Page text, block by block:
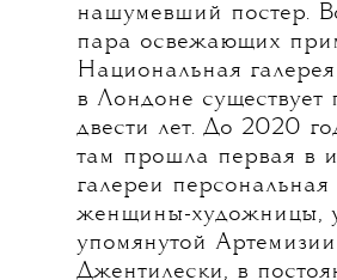
нашумевший постер.
пара освежающих
Национальная галерея
в Лондоне существует
двести лет. До 2020
там прошла первая в
галереи персональная
женщины-художницы,
упомянутой Артемизии
Джентилески, в